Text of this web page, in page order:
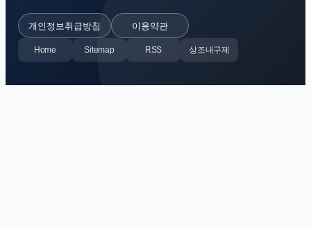
개인정보취급방침 이용약관
Home Sitemap RSS 상조내구제